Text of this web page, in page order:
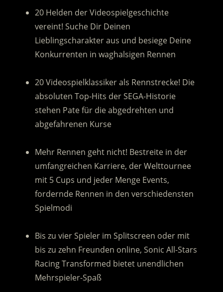
20 Helden der Videospielgeschichte
vereint! Suche Dir Deinen
Lieblingscharakter aus und besiege Deine
Konkurrenten in waghalsigen Rennen
20 Videospielklassiker als Rennstrecke! Die
absoluten Top-Hits der SEGA-Historie
stehen Pate für die abgedrehten und
abgefahrenen Kurse
Mehr Rennen geht nicht! Bestreite in der
umfangreichen Karriere, der Welttournee
mit 5 Cups und jeder Menge Events,
fordernde Rennen in den verschiedensten
Spielmodi
Bis zu vier Spieler im Splitscreen oder mit
bis zu zehn Freunden online, Sonic All-Stars
Racing Transformed bietet unendlichen
Mehrspieler-Spaß